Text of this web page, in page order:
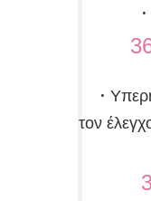
•
τον